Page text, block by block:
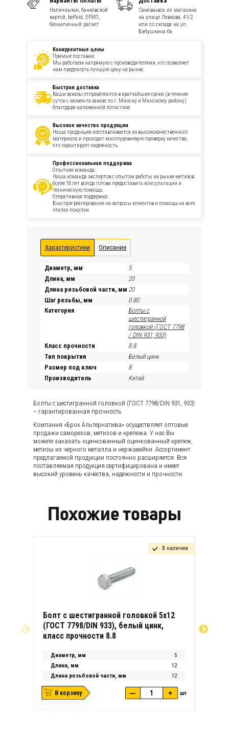
Наличными, банковской
картой, bePaid, ЕРИП,
безналичный расчет
Самовывоз из магазина
на улице Левкова, 41/2
или со склада на ул.
Бабушкина 6а
Конкурентные цены
Прямые поставки:
Мы работаем напрямую с производителями, что позволяет
нам предлагать лучшую цену на рынке.
Быстрая доставка
Ваши заказы отправляются в кратчайшие сроки (в течение
суток с момента заказа по г. Минску и Минскому району)
благодаря налаженной логистике.
Высокое качество продукции
Наша продукция изготавливается из высококачественного
материала и проходит многоуровневую проверку качества,
что гарантирует надежность.
Профессиональная поддержка
Опытная команда:
Наша команда экспертов с опытом работы на рынке метизов
более 18 лет всегда готова предоставить консультации и
техническую помощь.
Оперативная поддержка:
Быстрое реагирование на запросы клиентов и помощь на всех
этапах покупки.
Характеристики Описание
Диаметр, мм
5
Длина, мм
20
Длина резьбовой части, мм 20
Шаг резьбы, мм
0.80
Категория
Болты с
шестигранной
головкой (ГОСТ 7798
/ DIN 931, 933)
Класс прочности
8.8
Тип покрытия
Белый цинк
Размер под ключ
8
Производитель
Китай
Болты с шестигранной головкой (ГОСТ 7798/DIN 931, 933)
– гарантированная прочность
Компания «Брок Альтернатива» осуществляет оптовые
продажи саморезов, метизов и крепежа. У нас Вы
можете заказать оцинкованный оцинкованный крепеж,
метизы из черного металла и нержавейки. Ассортимент
предлагаемой продукции постоянно расширяется. Вся
поставляемая продукция сертифицирована и имеет
высокий уровень качества, надежности и прочности.
Похожие товары
В наличии
Болт с шестигранной головкой 5х12
(ГОСТ 7798/DIN 933), белый цинк,
класс прочности 8.8
Диаметр, мм
5
Длина, мм
12
Длина резьбовой части, мм
12
В корзину — + шт
(ГОСТ
класс